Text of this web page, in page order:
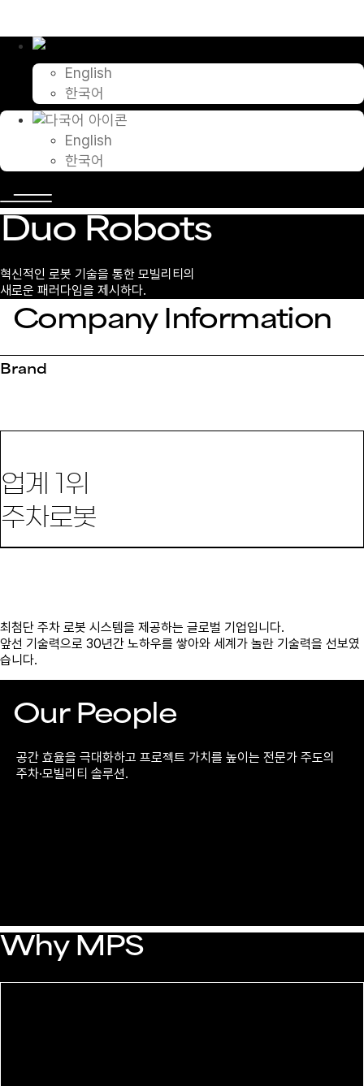
뛰
English
한국어
English
한국어
Duo Robots
혁신적인 로봇 기술을 통한 모빌리티의
새로운 패러다임을 제시하다.
Company Information
Brand
업계 1위
주차로봇
최첨단 주차 로봇 시스템을 제공하는 글로벌 기업입니다.
앞선 기술력으로 30년간 노하우를 쌓아와 세계가 놀란 기술력을 선보였
습니다.
Our People
공간 효율을 극대화하고 프로젝트 가치를 높이는 전문가 주도의
주차·모빌리티 솔루션.
Why MPS